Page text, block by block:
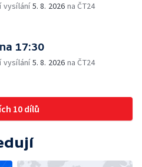
vysílání5. 8. 2026 na ČT24
17:30
vysílání5. 8. 2026 na ČT24
10 dílů